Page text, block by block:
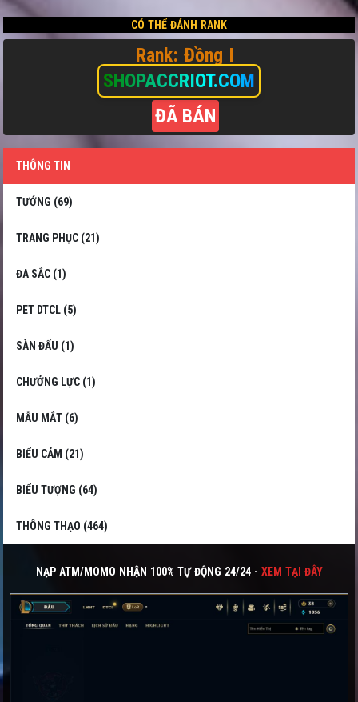
CÓ THỂ ĐÁNH RANK
Rank: Đồng I
SHOPACCRIOT.COM
ĐÃ BÁN
THÔNG TIN
TƯỚNG (69)
TRANG PHỤC (21)
ĐA SẮC (1)
PET DTCL (5)
SÀN ĐẤU (1)
CHƯỞNG LỰC (1)
MẪU MẮT (6)
BIỂU CẢM (21)
BIỂU TƯỢNG (64)
THÔNG THẠO (464)
NẠP ATM/MOMO NHẬN 100% TỰ ĐỘNG 24/24 - XEM TẠI ĐÂY